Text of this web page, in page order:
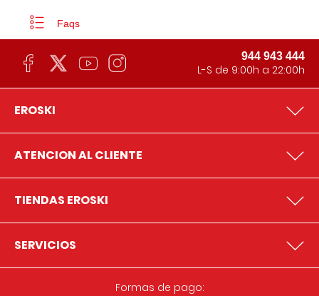
Faqs
944 943 444
L-S de 9:00h a 22:00h
EROSKI
ATENCION AL CLIENTE
TIENDAS EROSKI
SERVICIOS
Formas de pago: